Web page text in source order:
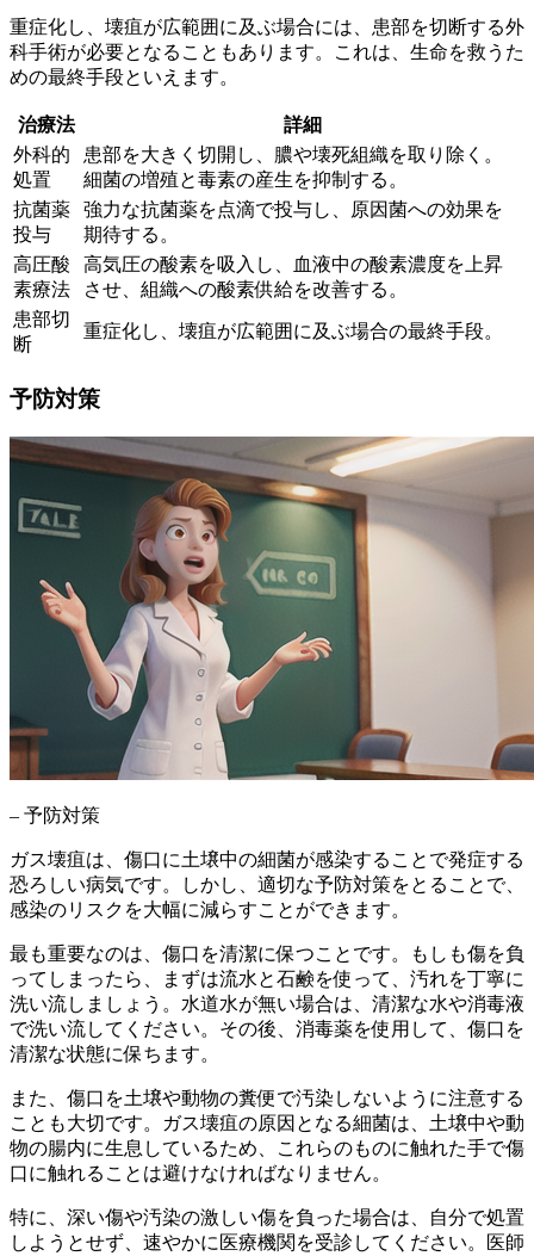
重症化し、壊疽が広範囲に及ぶ場合には、 患部を切断する外
科手術が必要となることもあります。これは、生命を救うた
めの最終手段といえます。
治療法
詳細
外科的
処置
患部を大きく切開し、膿や壊死組織を取り除く。
細菌の増殖と毒素の産生を抑制する。
抗菌薬
投与
強力な抗菌薬を点滴で投与し、原因菌への効果を
期待する。
高圧酸
素療法
高気圧の酸素を吸入し、血液中の酸素濃度を上昇
させ、組織への酸素供給を改善する。
患部切
断
重症化し、壊疽が広範囲に及ぶ場合の最終手段。
予防対策
– 予防対策
ガス壊疽は、 傷口に土壌中の細菌が感染することで発症する
恐ろしい病気です。しかし、適切な予防対策をとることで、
感染のリスクを大幅に減らすことができます。
最も重要なのは、 傷口を清潔に保つこと です。もしも傷を負
ってしまったら、まずは流水と石鹸を使って、 汚れを丁寧に
洗い流し ましょう。水道水が無い場合は、清潔な水や消毒液
で洗い流してください。その後、消毒薬を使用して、 傷口を
清潔な状態に保ち ます。
また、傷口を土壌や動物の糞便で汚染しないように注意する
ことも大切です。ガス壊疽の原因となる細菌は、土壌中や動
物の腸内に生息しているため、これらのものに触れた手で傷
口に触れることは避けなければなりません。
特に、 深い傷や汚染の激しい傷を負った場合は、自分で処置
しようとせず、速やかに医療機関を受診してください。医師